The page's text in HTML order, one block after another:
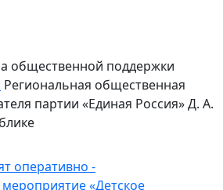
общественной поддержки
Региональная общественная
партии «Единая Россия» Д. А.